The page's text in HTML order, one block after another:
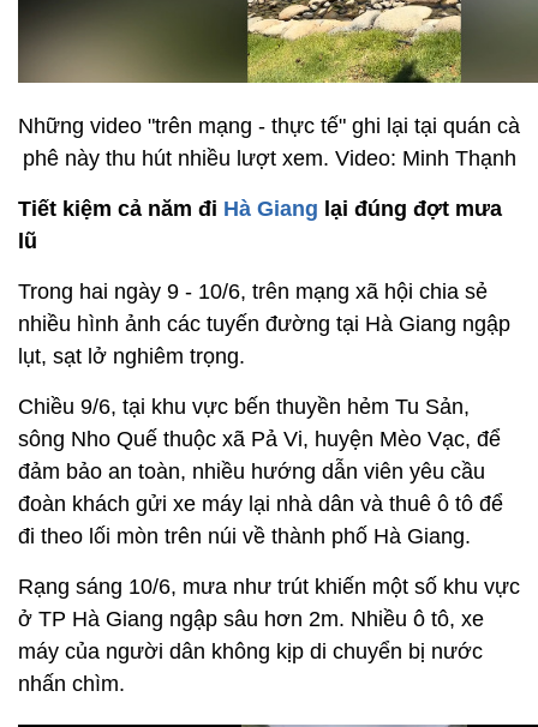
Những video "trên mạng - thực tế" ghi lại tại quán cà
phê này thu hút nhiều lượt xem. Video: Minh Thạnh
Tiết kiệm cả năm đi Hà Giang lại đúng đợt mưa
lũ
Trong hai ngày 9 - 10/6, trên mạng xã hội chia sẻ
nhiều hình ảnh các tuyến đường tại Hà Giang ngập
lụt, sạt lở nghiêm trọng.
Chiều 9/6, tại khu vực bến thuyền hẻm Tu Sản,
sông Nho Quế thuộc xã Pả Vi, huyện Mèo Vạc, để
đảm bảo an toàn, nhiều hướng dẫn viên yêu cầu
đoàn khách gửi xe máy lại nhà dân và thuê ô tô để
đi theo lối mòn trên núi về thành phố Hà Giang.
Rạng sáng 10/6, mưa như trút khiến một số khu vực
ở TP Hà Giang ngập sâu hơn 2m. Nhiều ô tô, xe
máy của người dân không kịp di chuyển bị nước
nhấn chìm.